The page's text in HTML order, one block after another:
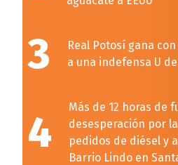
3
Real Potosí gana
a una indefensa U
4
Más de 12 horas de
desesperación por
pedidos de diésel y
Barrio Lindo en